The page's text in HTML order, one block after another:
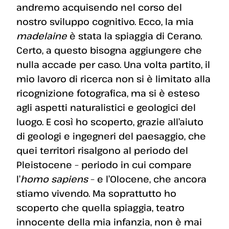
andremo acquisendo nel corso del
nostro sviluppo cognitivo. Ecco, la mia
madelaine è stata la spiaggia di Cerano.
Certo, a questo bisogna aggiungere che
nulla accade per caso. Una volta partito, il
mio lavoro di ricerca non si è limitato alla
ricognizione fotografica, ma si è esteso
agli aspetti naturalistici e geologici del
luogo. E così ho scoperto, grazie all’aiuto
di geologi e ingegneri del paesaggio, che
quei territori risalgono al periodo del
Pleistocene – periodo in cui compare
l’homo sapiens– e l’Olocene, che ancora
stiamo vivendo. Ma soprattutto ho
scoperto che quella spiaggia, teatro
innocente della mia infanzia, non è mai